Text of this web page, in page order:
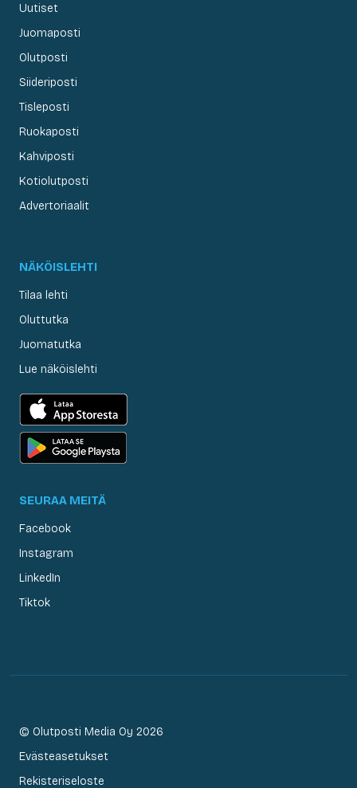
Uutiset
Juomaposti
Olutposti
Siideriposti
Tisleposti
Ruokaposti
Kahviposti
Kotiolutposti
Advertoriaalit
NÄKÖISLEHTI
Tilaa lehti
Oluttutka
Juomatutka
Lue näköislehti
SEURAA MEITÄ
Facebook
Instagram
LinkedIn
Tiktok
© Olutposti Media Oy 2026
Evästeasetukset
Rekisteriseloste